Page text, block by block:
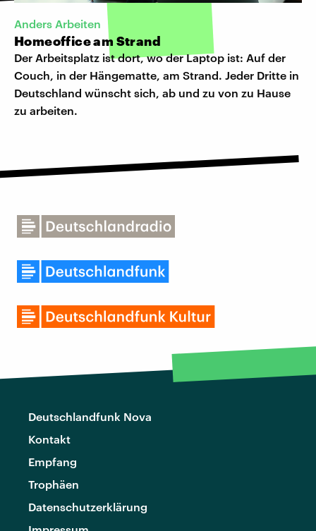
Anders Arbeiten
Homeoffice am Strand
Der Arbeitsplatz ist dort, wo der Laptop ist: Auf der
Couch, in der Hängematte, am Strand. Jeder Dritte in
Deutschland wünscht sich, ab und zu von zu Hause
zu arbeiten.
Deutschlandfunk Nova
Kontakt
Empfang
Trophäen
Datenschutzerklärung